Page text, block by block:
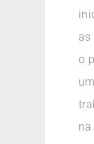
o